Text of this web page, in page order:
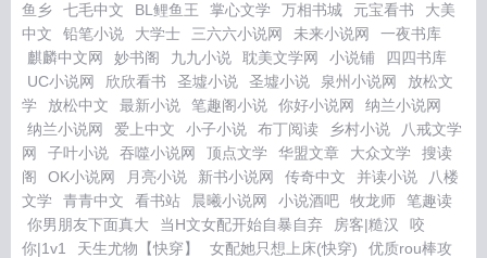
鱼乡
七毛中文 BL鲤鱼王 掌心文学 万相书城 元宝看书
大美
中文
铅笔小说 大学士 三六六小说网 未来小说网
一夜书库
麒麟中文网
妙书阁 九九小说 耽美文学网 小说铺
四四书库
UC小说网
欣欣看书 圣墟小说 圣墟小说 泉州小说网
放松文
学
放松中文 最新小说 笔趣阁小说 你好小说网
纳兰小说网
纳兰小说网
爱上中文 小子小说 布丁阅读 乡村小说
八戒文学
网
子叶小说 吞噬小说网 顶点文学 华盟文章 大众文学
搜读
阁
OK小说网 月亮小说 新书小说网 传奇中文 并读小说
八楼
文学
青青中文 看书站 晨曦小说网 小说酒吧 牧龙师
笔趣读
你男朋友下面真大
当H文女配开始自暴自弃 房客|糙汉
咬
你|1v1
天生尤物【快穿】 女配她只想上床(快穿)
优质rou棒攻